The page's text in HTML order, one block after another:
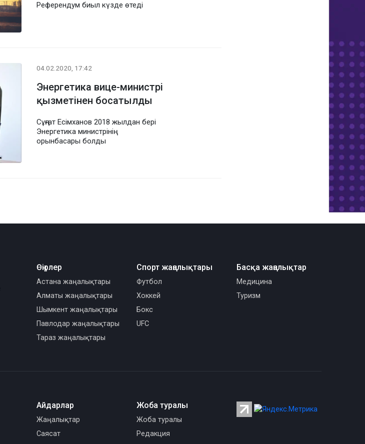
Референдум биыл күзде өтеді
04.02.2020, 17:42
Энергетика вице-министрі
қызметінен босатылды
Сұңғат Есімханов 2018 жылдан бері
Энергетика министрінің
орынбасары болды
Өңірлер
Астана жаңалықтары
Алматы жаңалықтары
Шымкент жаңалықтары
Павлодар жаңалықтары
Тараз жаңалықтары
Спорт жаңалықтары
Футбол
Хоккей
Бокс
UFC
Басқа жаңалықтар
Медицина
Туризм
Айдарлар
Жаңалықтар
Саясат
Жоба туралы
Жоба туралы
Редакция